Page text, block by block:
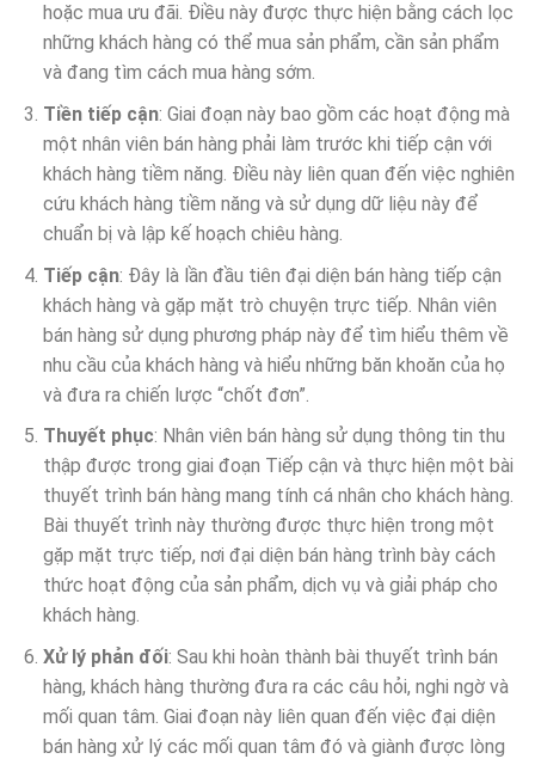
hoặc mua ưu đãi. Điều này được thực hiện bằng cách lọc
những khách hàng có thể mua sản phẩm, cần sản phẩm
và đang tìm cách mua hàng sớm.
Tiền tiếp cận: Giai đoạn này bao gồm các hoạt động mà
một nhân viên bán hàng phải làm trước khi tiếp cận với
khách hàng tiềm năng. Điều này liên quan đến việc nghiên
cứu khách hàng tiềm năng và sử dụng dữ liệu này để
chuẩn bị và lập kế hoạch chiêu hàng.
Tiếp cận: Đây là lần đầu tiên đại diện bán hàng tiếp cận
khách hàng và gặp mặt trò chuyện trực tiếp. Nhân viên
bán hàng sử dụng phương pháp này để tìm hiểu thêm về
nhu cầu của khách hàng và hiểu những băn khoăn của họ
và đưa ra chiến lược “chốt đơn”.
Thuyết phục: Nhân viên bán hàng sử dụng thông tin thu
thập được trong giai đoạn Tiếp cận và thực hiện một bài
thuyết trình bán hàng mang tính cá nhân cho khách hàng.
Bài thuyết trình này thường được thực hiện trong một
gặp mặt trực tiếp, nơi đại diện bán hàng trình bày cách
thức hoạt động của sản phẩm, dịch vụ và giải pháp cho
khách hàng.
Xử lý phản đối: Sau khi hoàn thành bài thuyết trình bán
hàng, khách hàng thường đưa ra các câu hỏi, nghi ngờ và
mối quan tâm. Giai đoạn này liên quan đến việc đại diện
bán hàng xử lý các mối quan tâm đó và giành được lòng